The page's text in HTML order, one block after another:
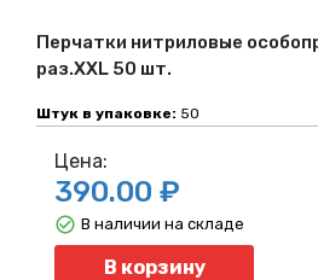
Перчатки нитриловые
раз.XXL 50 шт.
Штук в упаковке: 50
Цена:
390.00 ₽
В корзину
В наличии на складе